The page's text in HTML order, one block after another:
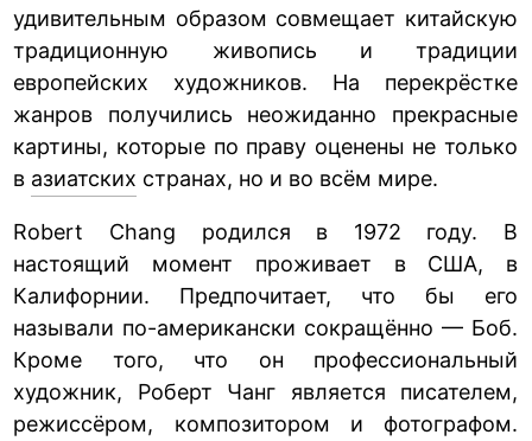
удивительным образом совмещает китайскую
традиционную живопись и традиции
европейских художников. На перекрёстке
жанров получились неожиданно прекрасные
картины, которые по праву оценены не только
в азиатских странах, но и во всём мире.
Robert Chang родился в 1972 году. В
настоящий момент проживает в США, в
Калифорнии. Предпочитает, что бы его
называли по-американски сокращённо — Боб.
Кроме того, что он профессиональный
художник, Роберт Чанг является писателем,
режиссёром, композитором и фотографом.